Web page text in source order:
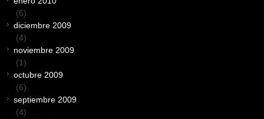
(6)
diciembre 2009
(4)
noviembre 2009
(1)
octubre 2009
(6)
septiembre 2009
(4)